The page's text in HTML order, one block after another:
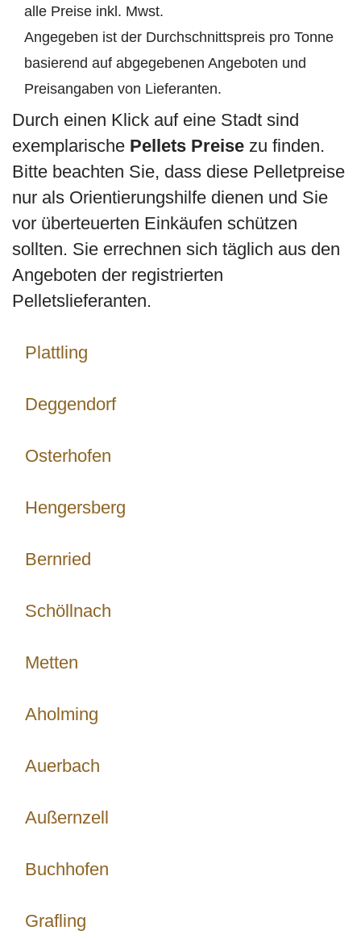
alle Preise inkl. Mwst.
Angegeben ist der Durchschnittspreis pro Tonne
basierend auf abgegebenen Angeboten und
Preisangaben von Lieferanten.
Durch einen Klick auf eine Stadt sind
exemplarische Pellets Preise zu finden.
Bitte beachten Sie, dass diese Pelletpreise
nur als Orientierungshilfe dienen und Sie
vor überteuerten Einkäufen schützen
sollten. Sie errechnen sich täglich aus den
Angeboten der registrierten
Pelletslieferanten.
Plattling
Deggendorf
Osterhofen
Hengersberg
Bernried
Schöllnach
Metten
Aholming
Auerbach
Außernzell
Buchhofen
Grafling